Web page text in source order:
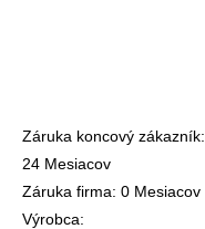
Záruka koncový zákazník:
24 Mesiacov
Záruka firma: 0 Mesiacov
Výrobca: